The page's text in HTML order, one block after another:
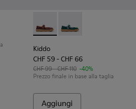
Kiddo - K800662-001 -
Kiddo - K800662-
Kiddo
CHF 59 - CHF 66
CHF 99 - CHF 110 -40%
Prezzo finale in base alla taglia
Aggiungi